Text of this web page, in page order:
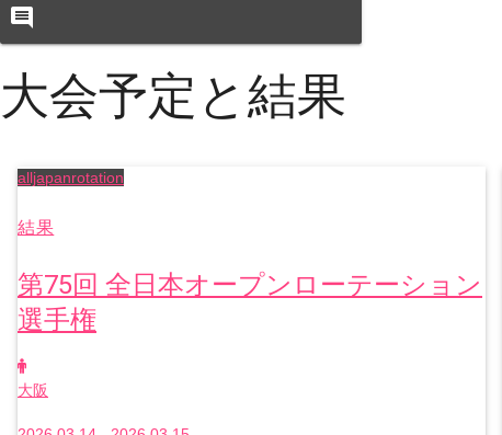
comment
大会予定と結果
alljapanrotation
結果
第75回 全日本オープンローテーション
選手権
大阪